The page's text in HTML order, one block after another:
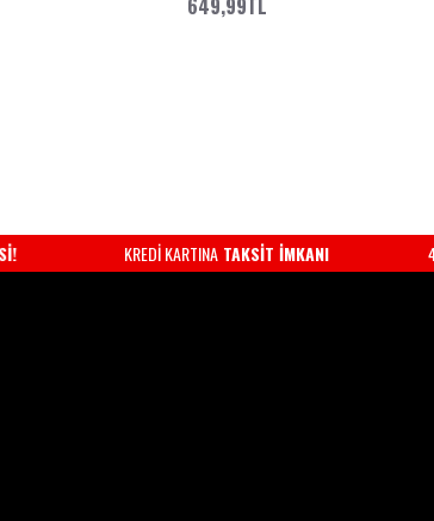
649,99TL
KREDİ BANKA KARTI ÖDEME &HIZLI KARGO